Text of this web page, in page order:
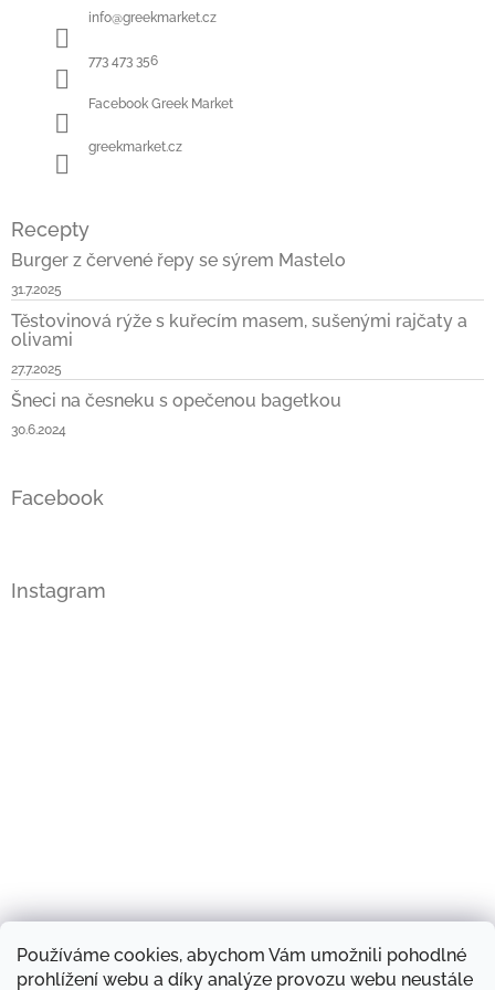
Používáme cookies, abychom Vám umožnili pohodlné
prohlížení webu a díky analýze provozu webu neustále
info@greekmarket.cz
773 473 356
Facebook Greek Market
greekmarket.cz
Recepty
Burger z červené řepy se sýrem Mastelo
31.7.2025
Těstovinová rýže s kuřecím masem, sušenými rajčaty a
olivami
27.7.2025
Šneci na česneku s opečenou bagetkou
30.6.2024
Facebook
Instagram
Sledovat na Instagramu